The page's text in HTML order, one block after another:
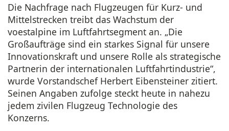
Die Nachfrage nach Flugzeugen für Kurz- und
Mittelstrecken treibt das Wachstum der
voestalpine im Luftfahrtsegment an. „Die
Großaufträge sind ein starkes Signal für unsere
Innovationskraft und unsere Rolle als strategische
Partnerin der internationalen Luftfahrtindustrie“,
wurde Vorstandschef Herbert Eibensteiner zitiert.
Seinen Angaben zufolge steckt heute in nahezu
jedem zivilen Flugzeug Technologie des
Konzerns.